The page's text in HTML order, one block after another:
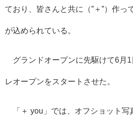
ており、皆さんと共に（”＋”）作っ
が込められている。
グランドオープンに先駆けて6月
レオープンをスタートさせた。
「＋ you」では、オフショット写